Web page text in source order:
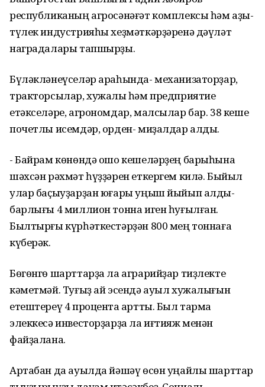
республиканың агросәнәғәт комплексы һәм аҙыҡ-
түлек индустрияһы хеҙмәткәрҙәренә дәүләт
наградалары тапшырҙы.
Бүләкләнеүселәр араһында- механизаторҙар,
тракторсылар, хужалыҡ һәм предприятие
етәкселәре, агрономдар, малсылар бар. 38 кеше
почетлы исемдәр, орден- миҙалдар алды.
- Байрам көнөндә ошо кешеләрҙең барыһына
шәхсән рәхмәт һүҙҙәрен еткергем килә. Быйыл
улар баҫыуҙарҙан юғары уңыш йыйып алды-
барлығы 4 миллион тонна иген һуғылған.
Былтырғы күрһәткестәрҙән 800 мең тоннаға
күберәк.
Бөгөнгө шарттарҙа ла аграрийҙар тиҙлекте
кәметмәй. Туғыҙ ай эсендә ауыл хужалығын
етештереү 4 процентҡа артты. Был тармаҡ
элеккесә инвесторҙарҙа ла иғтияж менән
файҙалана.
Артабан да ауылда йәшәү өсөн уңайлы шарттар